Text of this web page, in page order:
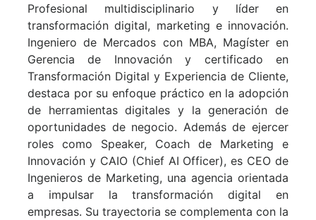
Profesional multidisciplinario y líder en
transformación digital, marketing e innovación.
Ingeniero de Mercados con MBA, Magíster en
Gerencia de Innovación y certificado en
Transformación Digital y Experiencia de Cliente,
destaca por su enfoque práctico en la adopción
de herramientas digitales y la generación de
oportunidades de negocio. Además de ejercer
roles como Speaker, Coach de Marketing e
Innovación y CAIO (Chief AI Officer), es CEO de
Ingenieros de Marketing, una agencia orientada
a impulsar la transformación digital en
empresas. Su trayectoria se complementa con la